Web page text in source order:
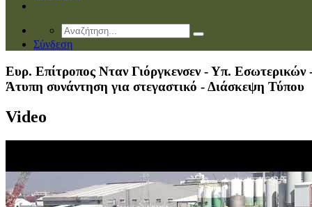
Σύνδεση
Ευρ. Επίτροπος Νταν Γιόργκενσεν - Υπ. Εσωτερικών
Άτυπη συνάντηση για στεγαστικό - Διάσκεψη Τύπου
Video